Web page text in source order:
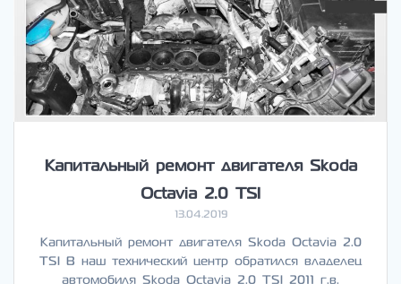
Капитальный ремонт двигателя Skoda
Octavia 2.0 TSI
13.04.2019
Капитальный ремонт двигателя Skoda Octavia 2.0
TSI В наш технический центр обратился владелец
автомобиля Skoda Octavia 2.0 TSI 2011 г.в.